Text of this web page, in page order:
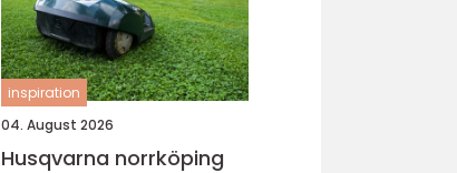
inspiration
04. August 2026
Husqvarna norrköping